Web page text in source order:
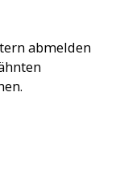
abmelden